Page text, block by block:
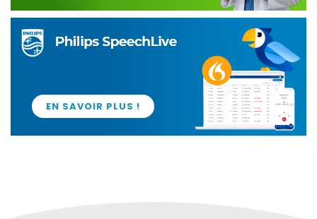
EN SAVOIR PLUS !